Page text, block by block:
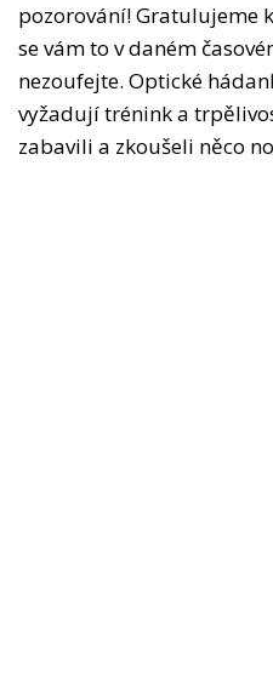
pozorování! Gratulujeme
se vám to v daném
nezoufejte. Optické
vyžadují trénink a
zabavili a zkoušeli něco